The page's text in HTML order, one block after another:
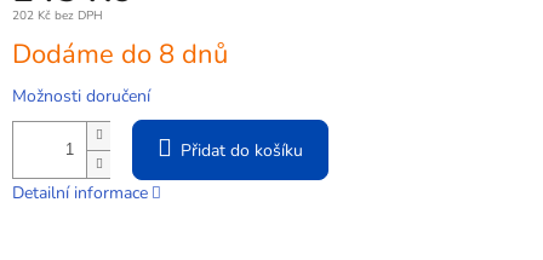
202 Kč bez DPH
Měrná
cena:
Dodáme do 8 dnů
Možnosti doručení
Přidat do košíku
Detailní informace